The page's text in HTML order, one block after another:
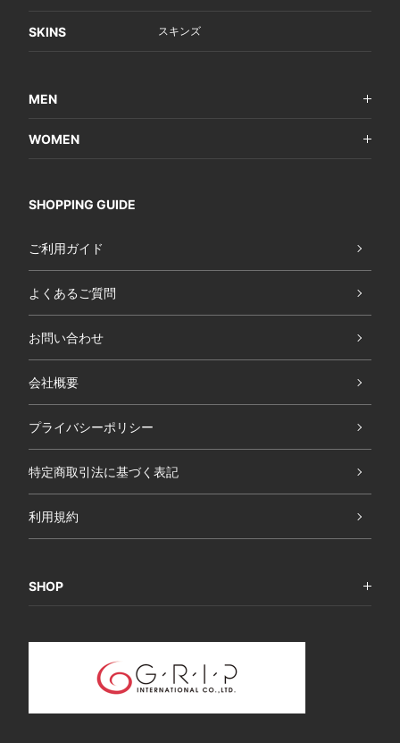
SKINS スキンズ
MEN
WOMEN
SHOPPING GUIDE
ご利用ガイド
よくあるご質問
お問い合わせ
会社概要
プライバシーポリシー
特定商取引法に基づく表記
利用規約
SHOP